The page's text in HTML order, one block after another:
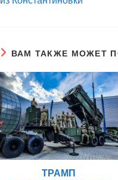
ВАМ ТАКЖЕ МОЖЕТ
ТРАМП